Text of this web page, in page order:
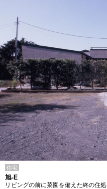
住宅
旭-E
リビングの前に菜園を備えた終の住処